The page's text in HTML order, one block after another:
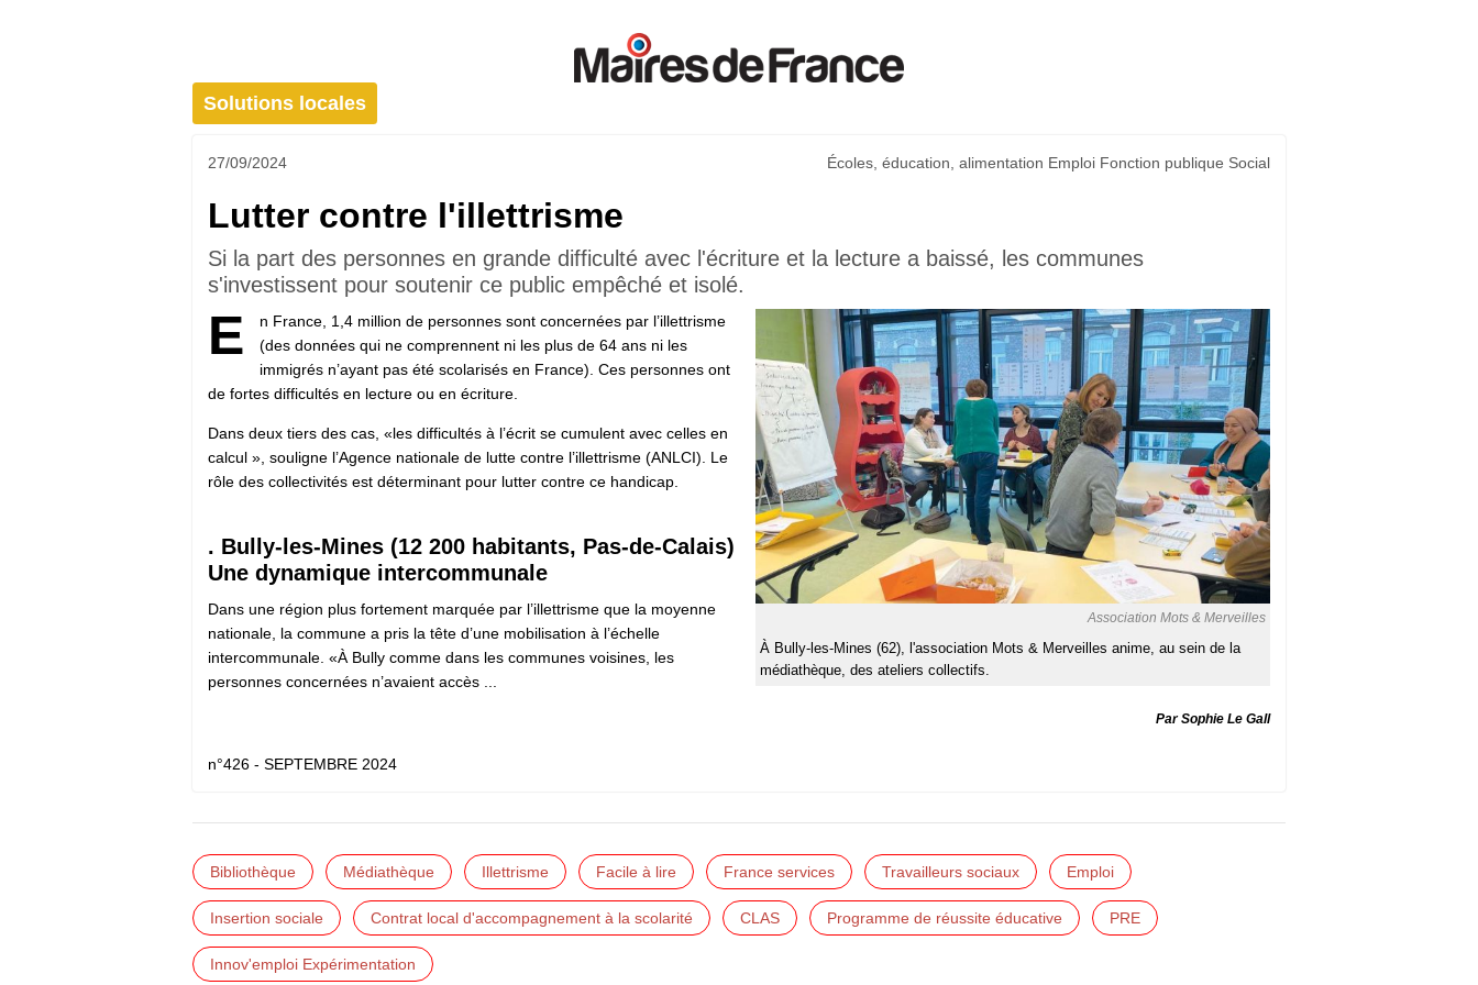
Solutions locales
27/09/2024 Écoles, éducation, alimentation Emploi Fonction publique Social
Lutter contre l'illettrisme
Si la part des personnes en grande difficulté avec l'écriture et la lecture a baissé, les communes
s'investissent pour soutenir ce public empêché et isolé.
Association Mots & Merveilles
À Bully-les-Mines (62), l'association Mots & Merveilles anime, au sein de la
médiathèque, des ateliers collectifs.
E
n France, 1,4 million de personnes sont concernées par l’illettrisme
(des données qui ne comprennent ni les plus de 64 ans ni les
immigrés n’ayant pas été scolarisés en France). Ces personnes ont
de fortes difficultés en lecture ou en écriture.
Dans deux tiers des cas, «les difficultés à l’écrit se cumulent avec celles en
calcul », souligne l’Agence nationale de lutte contre l’illettrisme (ANLCI). Le
rôle des collectivités est déterminant pour lutter contre ce handicap.
. Bully-les-Mines (12 200 habitants, Pas-de-Calais)
Une dynamique intercommunale
Dans une région plus fortement marquée par l’illettrisme que la moyenne
nationale, la commune a pris la tête d’une mobilisation à l’échelle
intercommunale. «À Bully comme dans les communes voisines, les
personnes concernées n’avaient accès ...
Par Sophie Le Gall
n°426 - SEPTEMBRE 2024
Bibliothèque Médiathèque Illettrisme Facile à lire France services Travailleurs sociaux Emploi
Insertion sociale Contrat local d'accompagnement à la scolarité CLAS Programme de réussite éducative PRE
Innov'emploi Expérimentation